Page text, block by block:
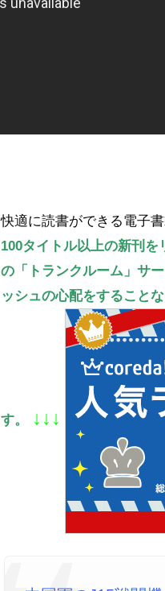
快適に読書ができる電子
100タイトル以上の新刊を
の「トランクルーム」サ
ッシュの心配をすること
す。 ↓↓↓